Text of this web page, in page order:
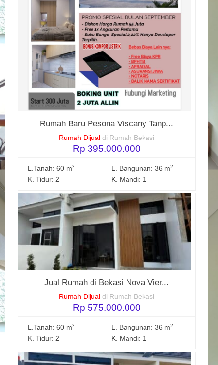
Rumah Baru Pesona Viscany Tanp...
Rumah Dijual di Rumah Bekasi
Rp 395.000.000
L.Tanah: 60 m2 L. Bangunan: 36 m2
K. Tidur: 2 K. Mandi: 1
Jual Rumah di Bekasi Nova Vier...
Rumah Dijual di Rumah Bekasi
Rp 575.000.000
L.Tanah: 60 m2 L. Bangunan: 36 m2
K. Tidur: 2 K. Mandi: 1